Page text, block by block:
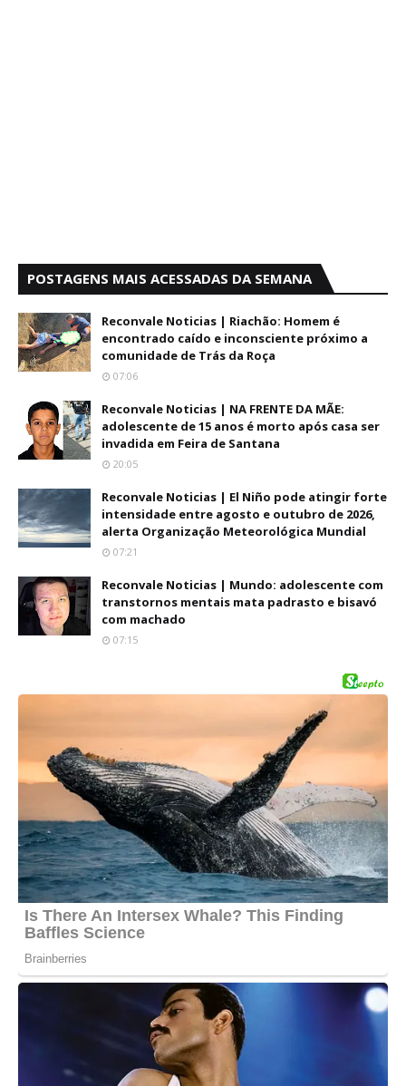
POSTAGENS MAIS ACESSADAS DA SEMANA
Reconvale Noticias | Riachão: Homem é
encontrado caído e inconsciente próximo a
comunidade de Trás da Roça
07:06
Reconvale Noticias | NA FRENTE DA MÃE:
adolescente de 15 anos é morto após casa ser
invadida em Feira de Santana
20:05
Reconvale Noticias | El Niño pode atingir forte
intensidade entre agosto e outubro de 2026,
alerta Organização Meteorológica Mundial
07:21
Reconvale Noticias | Mundo: adolescente com
transtornos mentais mata padrasto e bisavó
com machado
07:15